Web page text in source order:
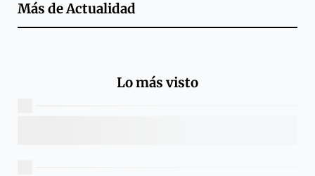
Más deActualidad
Lo más visto